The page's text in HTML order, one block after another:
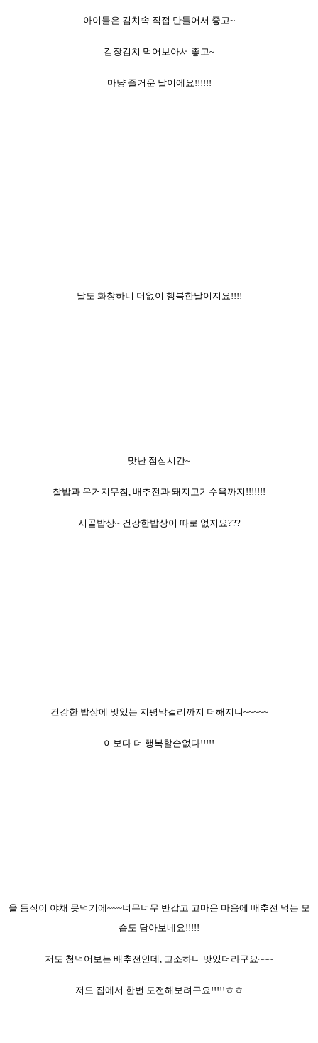
아이들은 김치속 직접 만들어서 좋고~
김장김치 먹어보아서 좋고~
마냥 즐거운 날이에요!!!!!!
날도 화창하니 더없이 행복한날이지요!!!!
맛난 점심시간~
찰밥과 우거지무침, 배추전과 돼지고기수육까지!!!!!!!
시골밥상~ 건강한밥상이 따로 없지요???
건강한 밥상에 맛있는 지평막걸리까지 더해지니~~~~~
이보다 더 행복할순없다!!!!!
울 듬직이 야채 못먹기에~~~너무너무 반갑고 고마운 마음에 배추전 먹는 모
습도 담아보네요!!!!!
저도 첨먹어보는 배추전인데, 고소하니 맛있더라구요~~~
저도 집에서 한번 도전해보려구요!!!!!ㅎㅎ